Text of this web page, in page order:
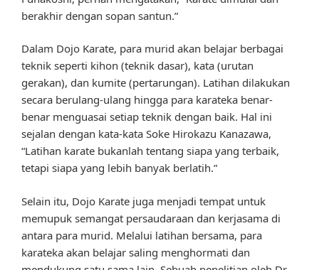
berakhir dengan sopan santun.”
Dalam Dojo Karate, para murid akan belajar berbagai
teknik seperti kihon (teknik dasar), kata (urutan
gerakan), dan kumite (pertarungan). Latihan dilakukan
secara berulang-ulang hingga para karateka benar-
benar menguasai setiap teknik dengan baik. Hal ini
sejalan dengan kata-kata Soke Hirokazu Kanazawa,
“Latihan karate bukanlah tentang siapa yang terbaik,
tetapi siapa yang lebih banyak berlatih.”
Selain itu, Dojo Karate juga menjadi tempat untuk
memupuk semangat persaudaraan dan kerjasama di
antara para murid. Melalui latihan bersama, para
karateka akan belajar saling menghormati dan